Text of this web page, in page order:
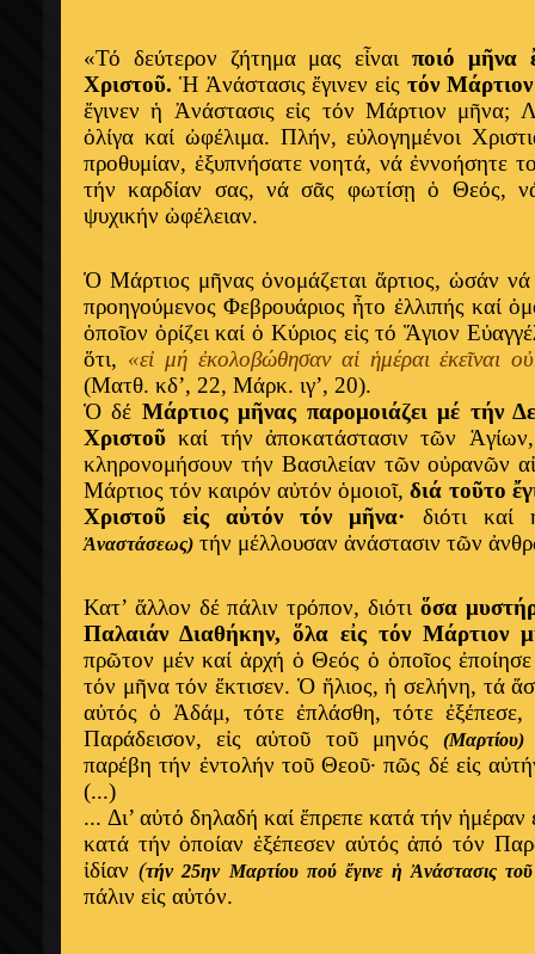
«Τό δεύτερον ζήτημα μας εἶναι ποιό μῆνα
Χριστοῦ. Ἡ Ἀνάστασις ἔγινεν εἰςτόν
ἔγινεν ἡ Ἀνάστασις εἰς τόν Μάρτιον μῆνα;
ὀλίγα καί ὠφέλιμα. Πλήν, εὐλογημένοι
προθυμίαν, ἐξυπνήσατε νοητά, νά ἐννοήσητε
τήν καρδίαν σας, νά σᾶς φωτίσῃ ὁ Θεός,
ψυχικήν ὠφέλειαν.
Ὁ Μάρτιος μῆνας ὀνομάζεται ἄρτιος, ὡσάν νά
προηγούμενος Φεβρουάριος ἦτο ἐλλιπής καί
ὁποῖον ὁρίζει καί ὁ Κύριος εἰς τό Ἅγιον
ὅτι, «εἰ μή ἐκολοβώθησαν αἱ ἡμέραι ἐκεῖναι
(Ματθ. κδ’, 22, Μάρκ. ιγ’, 20).
Ὁ δέ Μάρτιος μῆνας παρομοιάζει μέ τήν
Χριστοῦ καί τήν ἀποκατάστασιν τῶν
κληρονομήσουν τήν Βασιλείαν τῶν οὐρανῶν
Μάρτιος τόν καιρόν αὐτόν ὁμοιοῖ, διά τοῦτο
Χριστοῦ εἰς αὐτόν τόν μῆνα· διότι
Ἀναστάσεως) τήν μέλλουσαν ἀνάστασιν τῶν
Κατ’ ἄλλον δέ πάλιν τρόπον, διότι ὅσα
Παλαιάν Διαθήκην, ὅλα εἰς τόν Μάρτιον
πρῶτον μέν καί ἀρχή ὁ Θεός ὁ ὁποῖος
τόν μῆνα τόν ἔκτισεν. Ὁ ἥλιος, ἡ σελήνη, τά
αὐτός ὁ Ἀδάμ, τότε ἐπλάσθη, τότε ἐξέπεσε,
Παράδεισον, εἰς αὐτοῦ τοῦ μηνός(Μαρτίου)
παρέβη τήν ἐντολήν τοῦ Θεοῦ· πῶς δέ εἰς
(...)
... Δι’ αὐτό δηλαδή καί ἔπρεπε κατά τήν ἡμέραν
κατά τήν ὁποίαν ἐξέπεσεν αὐτός ἀπό τόν
ἰδίαν(τήν 25ην Μαρτίου πού ἔγινε ἡ Ἀνάστασις
πάλιν εἰς αὐτόν.